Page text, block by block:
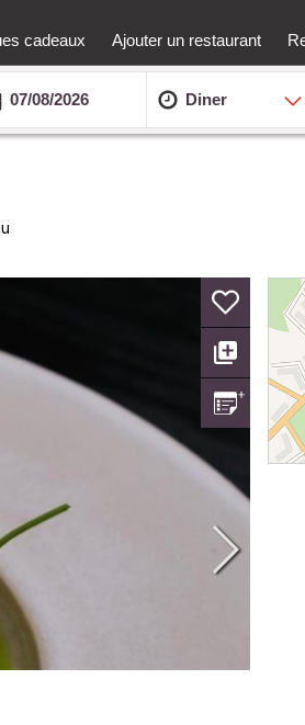
cadeaux Ajouter un restaurant
Diner